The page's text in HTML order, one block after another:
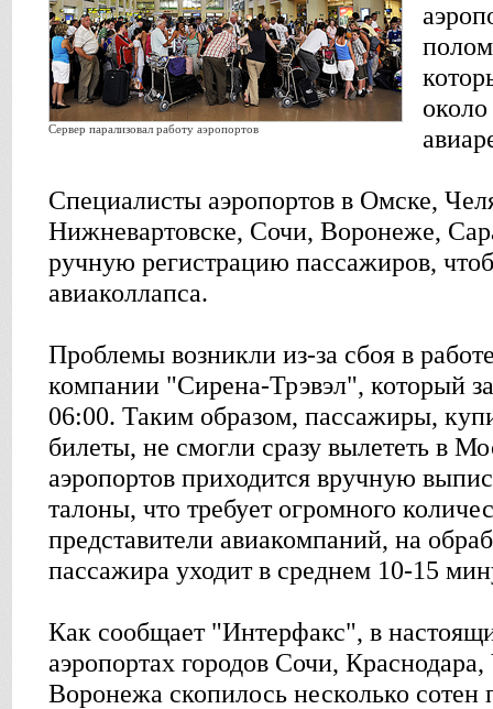
Сервер парализовал работу аэропортов
Специалисты аэропортов в Омске,
Нижневартовске, Сочи, Воронеже,
ручную регистрацию пассажиров,
авиаколлапса.
Проблемы возникли из-за сбоя в
компании "Сирена-Трэвэл", который
06:00. Таким образом, пассажиры,
билеты, не смогли сразу вылететь в
аэропортов приходится вручную
талоны, что требует огромного
представители авиакомпаний, на
пассажира уходит в среднем 10-15
Как сообщает "Интерфакс", в
аэропортах городов Сочи,
Воронежа скопилось несколько сотен